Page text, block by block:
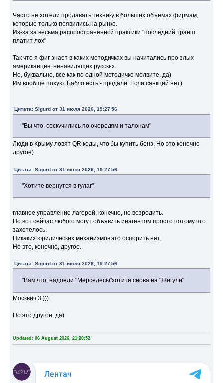
Часто не хотели продавать технику в больших объемах фирмам,
которые только появились на рынке.
Из-за за весьма распространённой практики "последний транш
платит лох"
Так что я фиг знает в каких методичках вы начитались про злых
американцев, ненавидящих русских.
Но, буквально, все как по одной методичке молвите, да)
Им вообще похую. Бабло есть - продали. Если санкций нет)
Цитата: Sigurd от 31 июля 2026, 19:27:56
"Вы что, соскучились по очередям и талонам"
Люди в Крыму ловят QR коды, что бы купить бенз. Но это конечно
другое)
Цитата: Sigurd от 31 июля 2026, 19:27:56
"Хотите вернутся в гулаг"
главное управление лагерей, конечно, не возродить.
Но вот сейчас любого могут объявить инагентом просто потому что
захотелось.
Никаких юридических механизмов это оспорить нет.
Но это, конечно, другое.
Цитата: Sigurd от 31 июля 2026, 19:27:56
"Вам что, надоели "Мерседесы"хотите снова на "Жигули"
Москвич 3 )))
Но это другое, да)
Updated: 06 August 2026, 21:20:52